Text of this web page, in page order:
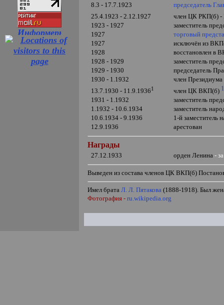
8.3 - 17.7.1923
председатель
25.4.1923 - 2.12.1927
член ЦК РКП(б)
1923 - 1927
заместитель
1927
торговый
1927
исключён из
1928
восстановлен в
1928 - 1929
заместитель
1929 - 1930
председатель
1930 - 1.1932
член
13.7.1930 - 11.9.19361 член ЦК ВКП(б)
1931 - 1.1932
заместитель
1.1932 - 10.6.1934
заместитель
10.6.1934 - 9.1936
1-й заместитель
12.9.1936
арестован
Награды
27.12.1933 орден Ленина-
Выведен из состава членов ЦК ВКП(б)
Имел братаЛ. Л. Пятакова (1888-1918). Был
Фотография -ru.wikipedia.org